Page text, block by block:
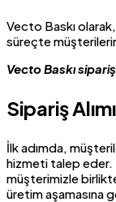
Vecto Baskı
süreçte
Vecto Baskı
Sipariş
İlk adımda,
hizmeti talep eder.
müşterimizle
üretim aşamasına